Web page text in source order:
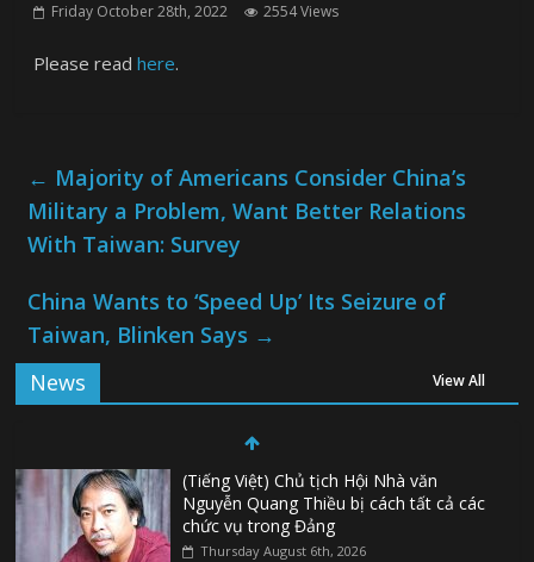
Friday October 28th, 2022 2554 Views
Please readhere.
← Majority of Americans Consider China’s
Military a Problem, Want Better Relations
With Taiwan: Survey
China Wants to ‘Speed Up’ Its Seizure of
Taiwan, Blinken Says →
News
View All
(Tiếng Việt) Chủ tịch Hội Nhà văn
Nguyễn Quang Thiều bị cách tất cả các
chức vụ trong Đảng
Thursday August 6th, 2026